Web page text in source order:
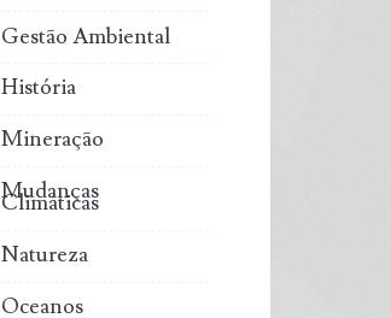
Gestão Ambiental
História
Mineração
Mudanças
Climáticas
Natureza
Oceanos